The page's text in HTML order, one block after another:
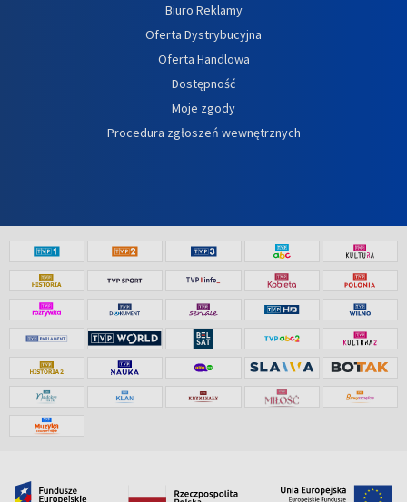
Biuro Reklamy
Oferta Dystrybucyjna
Oferta Handlowa
Dostępność
Moje zgody
Procedura zgłoszeń wewnętrznych